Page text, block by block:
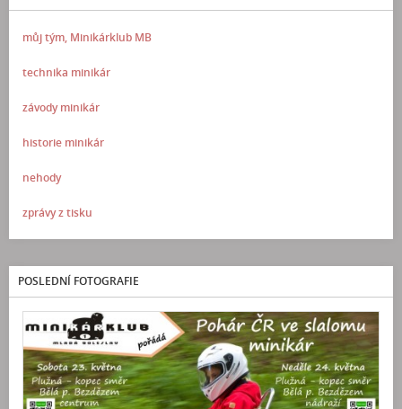
můj tým, Minikárklub MB
technika minikár
závody minikár
historie minikár
nehody
zprávy z tisku
POSLEDNÍ FOTOGRAFIE